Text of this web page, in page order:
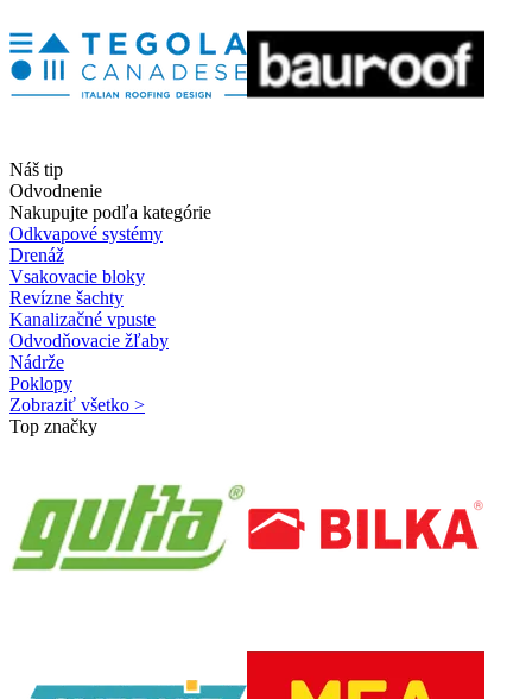
Náš tip
Odvodnenie
Nakupujte podľa kategórie
Odkvapové systémy
Drenáž
Vsakovacie bloky
Revízne šachty
Kanalizačné vpuste
Odvodňovacie žľaby
Nádrže
Poklopy
Zobraziť všetko >
Top značky